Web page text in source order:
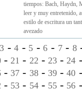
tiempos: Bach, Haydn,
leer y muy entretenido,
estilo de escritura un
avezado
3 -4 - 5 -6 - 7- 8
-21 - 22 - 23-24
- 37 - 38- 39-40
- 53 - 54- 55- 56